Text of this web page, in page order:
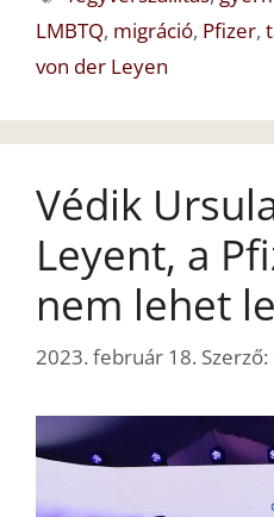
LMBTQ, migráció, Pfizer,
von der Leyen
Védik
Leyent, a
nem lehet
2023. február 18. Szerző: